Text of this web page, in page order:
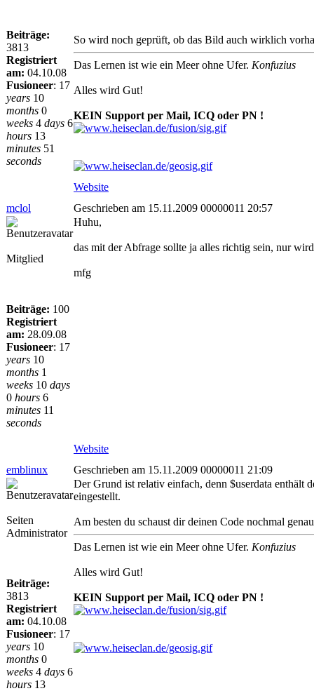
Beiträge:
3813
Registriert
am: 04.10.08
Fusioneer: 17
years 10
months 0
weeks 4 days 6
hours 13
minutes 51
seconds
So wird noch geprüft, ob das Bild auch wirklich
Das Lernen ist wie ein Meer ohne Ufer. Konfuzius
Alles wird Gut!
KEIN Support per Mail, ICQ oder PN !
Website
mclol
Geschrieben am 15.11.2009 00000011 20:57
Mitglied
Beiträge: 100
Registriert
am: 28.09.08
Fusioneer: 17
years 10
months 1
weeks 10 days
0 hours 6
minutes 11
seconds
Huhu,
das mit der Abfrage sollte ja alles richtig sein, nur
mfg
Website
emblinux
Geschrieben am 15.11.2009 00000011 21:09
Seiten
Administrator
Beiträge:
3813
Registriert
am: 04.10.08
Fusioneer: 17
years 10
months 0
weeks 4 days 6
hours 13
Der Grund ist relativ einfach, denn $userdata enthält
eingestellt.
Am besten du schaust dir deinen Code nochmal
Das Lernen ist wie ein Meer ohne Ufer. Konfuzius
Alles wird Gut!
KEIN Support per Mail, ICQ oder PN !